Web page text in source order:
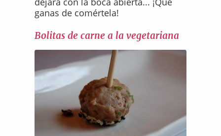
ganas de comértela!
Bolitas de carne a la vegetariana